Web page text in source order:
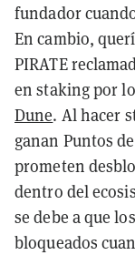
fundador
En cambio,
PIRATE
en staking por
Dune. Al hacer
ganan Puntos
prometen
dentro del
se debe a que
bloqueados